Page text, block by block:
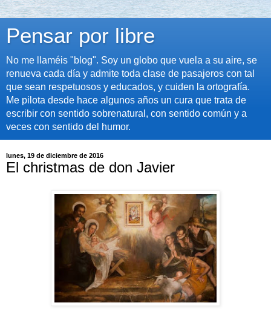
Pensar por libre
No me llaméis "blog". Soy un globo que vuela a su aire, se
renueva cada día y admite toda clase de pasajeros con tal
que sean respetuosos y educados, y cuiden la ortografía.
Me pilota desde hace algunos años un cura que trata de
escribir con sentido sobrenatural, con sentido común y a
veces con sentido del humor.
lunes, 19 de diciembre de 2016
El christmas de don Javier